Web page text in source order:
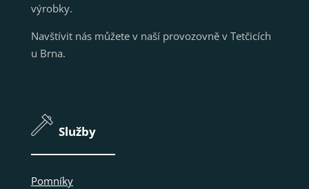
výrobky.
Navštívit nás můžete v naší provozovně v Tetčicích
u Brna.
Služby
Pomníky